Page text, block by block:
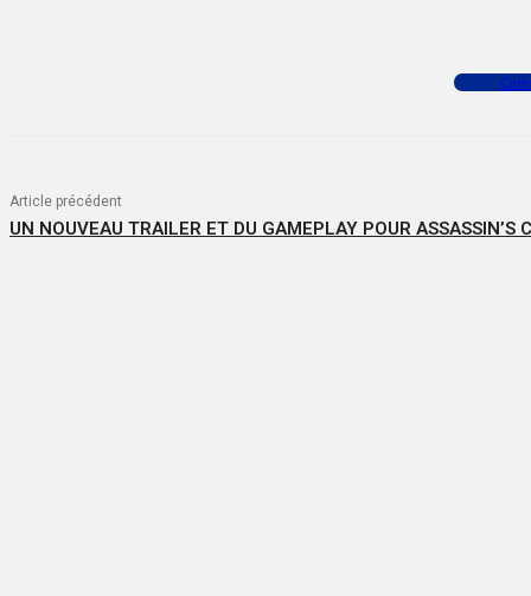
Article précédent
UN NOUVEAU TRAILER ET DU GAMEPLAY POUR ASSASSIN’S